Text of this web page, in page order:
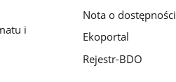
i
Nota o dostępności
Ekoportal
Rejestr-BDO